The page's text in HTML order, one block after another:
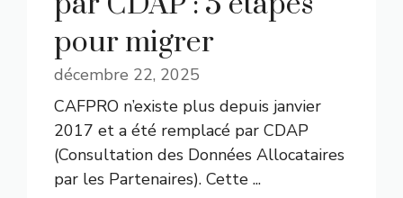
pour migrer
décembre 22, 2025
CAFPRO n’existe plus depuis janvier
2017 et a été remplacé par CDAP
(Consultation des Données Allocataires
par les Partenaires). Cette ...